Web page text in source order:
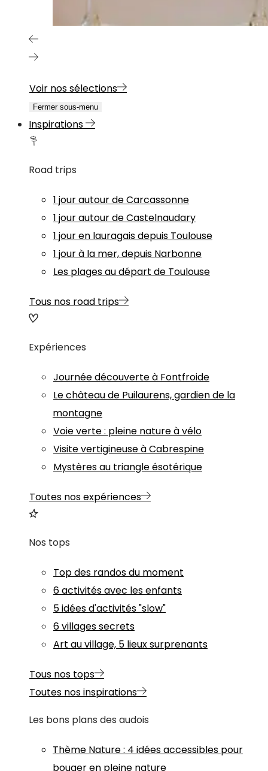
Voir nos sélections
Fermer sous-menu
Inspirations
Road trips
1 jour autour de Carcassonne
1 jour autour de Castelnaudary
1 jour en lauragais depuis Toulouse
1 jour à la mer, depuis Narbonne
Les plages au départ de Toulouse
Tous nos road trips
Expériences
Journée découverte à Fontfroide
Le château de Puilaurens, gardien de la
montagne
Voie verte : pleine nature à vélo
Visite vertigineuse à Cabrespine
Mystères au triangle ésotérique
Toutes nos expériences
Nos tops
Top des randos du moment
6 activités avec les enfants
5 idées d'activités "slow"
6 villages secrets
Art au village, 5 lieux surprenants
Tous nos tops
Toutes nos inspirations
Les bons plans des audois
Thème Nature: 4 idées accessibles pour
bouger en pleine nature